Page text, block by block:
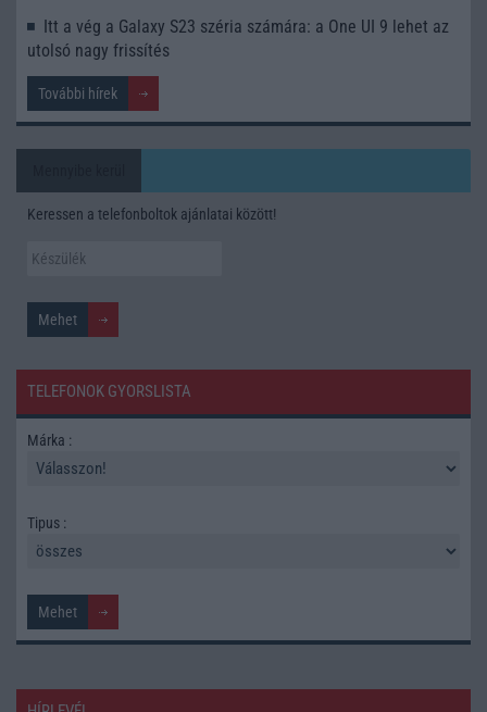
Itt a vég a Galaxy S23 széria számára: a One UI 9 lehet az
utolsó nagy frissítés
További hírek
Keressen a telefonboltok ajánlatai között!
TELEFONOK GYORSLISTA
Márka :
Tipus :